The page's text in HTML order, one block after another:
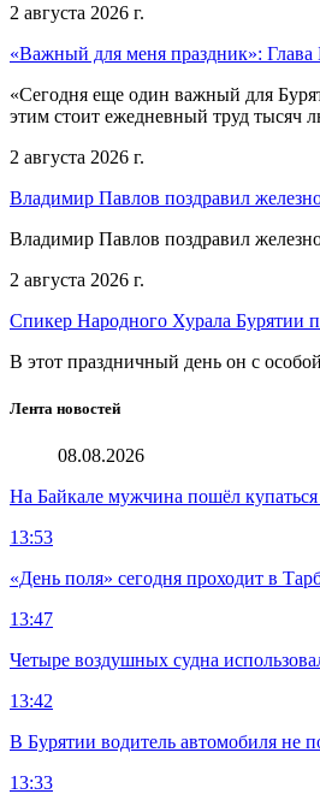
2 августа 2026 г.
«Важный для меня праздник»:
«Сегодня еще один важный для
этим стоит ежедневный труд тысяч
2 августа 2026 г.
Владимир Павлов поздравил
Владимир Павлов поздравил
2 августа 2026 г.
Спикер Народного Хурала Бурятии
В этот праздничный день он с
Лента новостей
08.08.2026
На Байкале мужчина пошёл
13:53
«День поля» сегодня проходит в
13:47
Четыре воздушных судна
13:42
В Бурятии водитель автомобиля не
13:33